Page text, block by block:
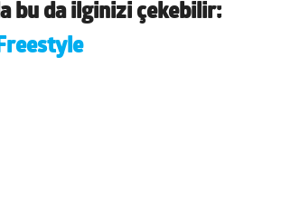
bu da ilginizi çekebilir: